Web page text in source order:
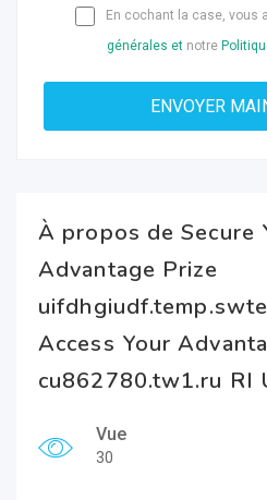
En cochant la case, vous
générales et notre
À propos de Secure
Advantage Prize
Access Your
cu862780.tw1.ru RI
Vue
30